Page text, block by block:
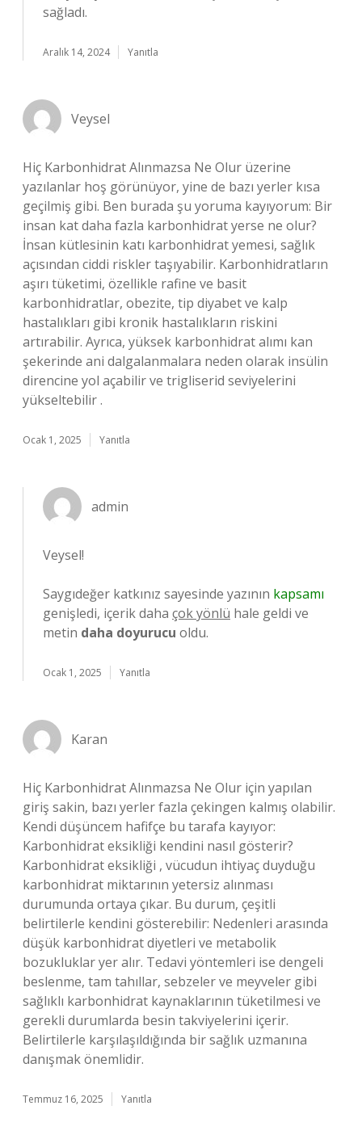
sağladı.
Aralık 14, 2024 Yanıtla
Veysel
Hiç Karbonhidrat Alınmazsa Ne Olur üzerine
yazılanlar hoş görünüyor, yine de bazı yerler kısa
geçilmiş gibi. Ben burada şu yoruma kayıyorum: Bir
insan kat daha fazla karbonhidrat yerse ne olur?
İnsan kütlesinin katı karbonhidrat yemesi, sağlık
açısından ciddi riskler taşıyabilir. Karbonhidratların
aşırı tüketimi, özellikle rafine ve basit
karbonhidratlar, obezite, tip diyabet ve kalp
hastalıkları gibi kronik hastalıkların riskini
artırabilir. Ayrıca, yüksek karbonhidrat alımı kan
şekerinde ani dalgalanmalara neden olarak insülin
direncine yol açabilir ve trigliserid seviyelerini
yükseltebilir .
Ocak 1, 2025 Yanıtla
admin
Veysel!
Saygıdeğer katkınız sayesinde yazının kapsamı
genişledi, içerik daha çok yönlü hale geldi ve
metin daha doyurucu oldu.
Ocak 1, 2025 Yanıtla
Karan
Hiç Karbonhidrat Alınmazsa Ne Olur için yapılan
giriş sakin, bazı yerler fazla çekingen kalmış olabilir.
Kendi düşüncem hafifçe bu tarafa kayıyor:
Karbonhidrat eksikliği kendini nasıl gösterir?
Karbonhidrat eksikliği , vücudun ihtiyaç duyduğu
karbonhidrat miktarının yetersiz alınması
durumunda ortaya çıkar. Bu durum, çeşitli
belirtilerle kendini gösterebilir: Nedenleri arasında
düşük karbonhidrat diyetleri ve metabolik
bozukluklar yer alır. Tedavi yöntemleri ise dengeli
beslenme, tam tahıllar, sebzeler ve meyveler gibi
sağlıklı karbonhidrat kaynaklarının tüketilmesi ve
gerekli durumlarda besin takviyelerini içerir.
Belirtilerle karşılaşıldığında bir sağlık uzmanına
danışmak önemlidir.
Temmuz 16, 2025 Yanıtla